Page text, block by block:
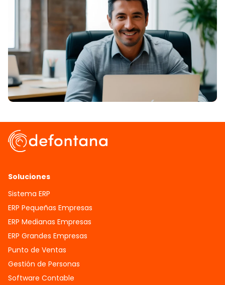
Soluciones
Sistema ERP
ERP Pequeñas Empresas
ERP Medianas Empresas
ERP Grandes Empresas
Punto de Ventas
Gestión de Personas
Software Contable